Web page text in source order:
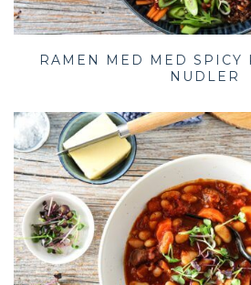
RAMEN MED MED SPICY
NUDLER